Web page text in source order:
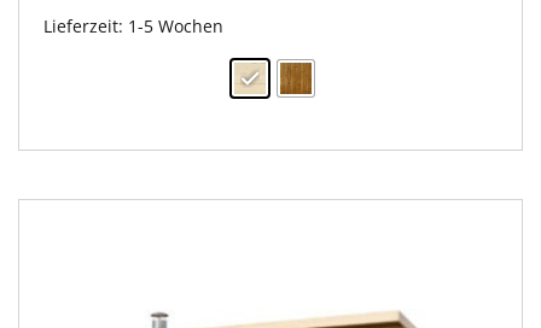
Lieferzeit: 1-5 Wochen